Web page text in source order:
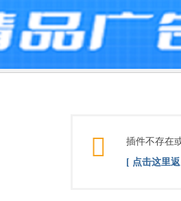
插件不存在
[ 点击这里